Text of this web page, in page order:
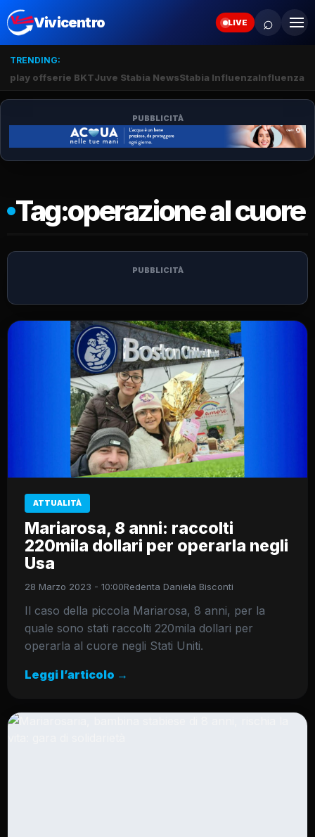
Vivicentro LIVE ⌕
TRENDING:
play offserie BKTJuve Stabia NewsStabia InfluenzaInfluenza
PUBBLICITÀ
Tag:operazione al cuore
PUBBLICITÀ
ATTUALITÀ
Mariarosa, 8 anni: raccolti
220mila dollari per operarla negli
Usa
28 Marzo 2023 - 10:00Redenta Daniela Bisconti
Il caso della piccola Mariarosa, 8 anni, per la
quale sono stati raccolti 220mila dollari per
operarla al cuore negli Stati Uniti.
Leggi l’articolo →